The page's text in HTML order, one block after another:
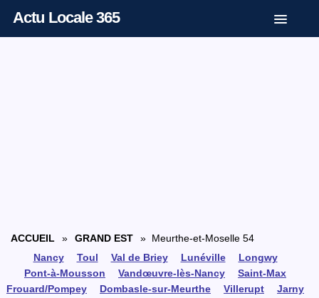
Actu Locale 365
ACCUEIL » GRAND EST
» Meurthe-et-Moselle 54
Nancy
Toul Val de Briey Lunéville
Longwy
Pont-à-Mousson
Vandœuvre-lès-Nancy
Saint-Max
Frouard/Pompey
Dombasle-sur-Meurthe Villerupt
Jarny